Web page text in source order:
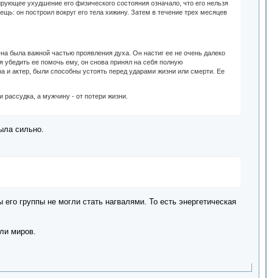
ухудшение его физического состояния означало, что его нельзя
он построил вокруг его тела хижину. Затем в течение трех месяцев
была важной частью проявления духа. Он настиг ее не очень далеко
убедить ее помочь ему, он снова принял на себя полную
и актер, были способны устоять перед ударами жизни или смерти. Ее
рассудка, а мужчину - от потери жизни.
сильно.
группы не могли стать нагвалями. То есть энергетическая
миров.